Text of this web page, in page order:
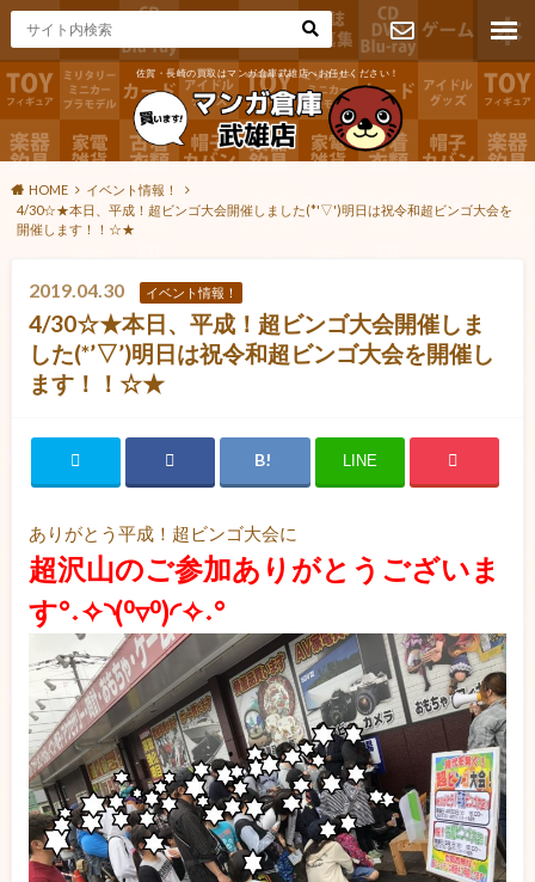
佐賀・長崎の買取はマンガ倉庫武雄店へお任せください！
お問い合わ
せ
HOME
イベント情報！
4/30☆★本日、平成！超ビンゴ大会開催しました(*'▽')明日は祝令和超ビンゴ大会を
開催します！！☆★
2019.04.30 イベント情報！
4/30☆★本日、平成！超ビンゴ大会開催しま
した(*’▽’)明日は祝令和超ビンゴ大会を開催し
ます！！☆★
LINE
ありがとう平成！超ビンゴ大会に
超沢山のご参加ありがとうございま
す°˖✧◝(⁰▿⁰)◜✧˖°